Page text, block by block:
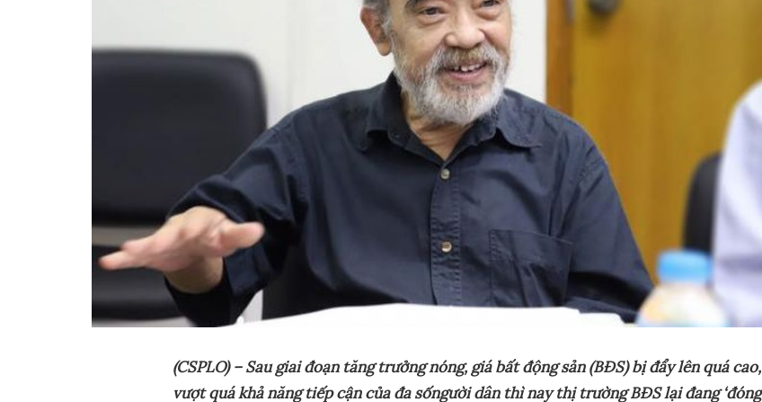
(CSPLO) – Sau giai đoạn tăng trưởng nóng, giá bất động sản (BĐS) bịđẩy lên quá cao,
vượt quá khảnăng tiếp cận của đa sốngười dân thì nay thịtrường BĐS lại đang ‘đóng